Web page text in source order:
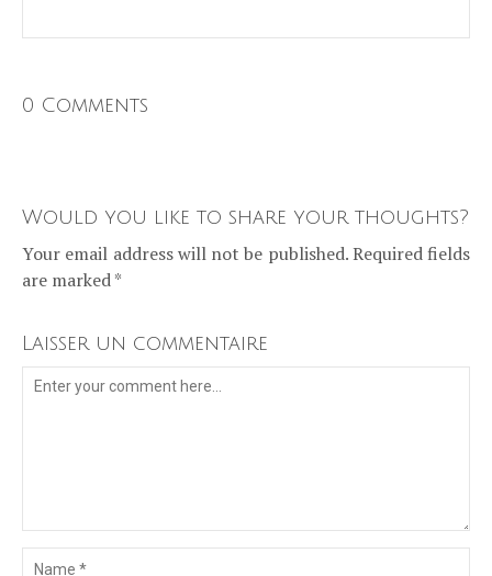
0 Comments
Would you like to share your thoughts?
Your email address will not be published. Required fields
are marked *
Laisser un commentaire